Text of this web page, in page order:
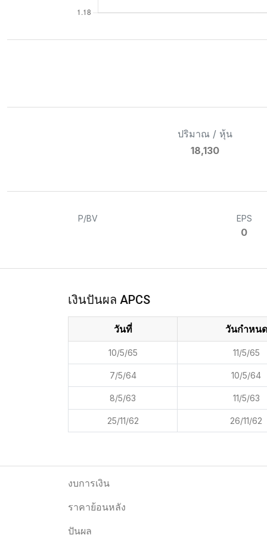
ปริมาณ / หุ้น
18,130
P/BV EPS
0
เงินปันผล APCS
วันที่ วันกำหนด
10/5/65 11/5/65
7/5/64 10/5/64
8/5/63 11/5/63
25/11/62 26/11/62
งบการเงิน
ราคาย้อนหลัง
ปันผล